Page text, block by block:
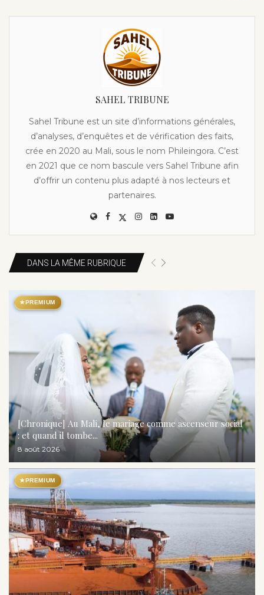
SAHEL TRIBUNE
Sahel Tribune est un site d’informations générales,
d’analyses, d’enquêtes et de vérification des faits,
crée en 2020 au Mali, sous le nom Phileingora. C’est
en 2021 que ce nom bascule vers Sahel Tribune afin
d’offrir un contenu plus adapté à nos lecteurs et
partenaires.
DANS LA MÊME RUBRIQUE
★PREMIUM
[Chronique] Au Mali, le mariage comme ascenseur social
: et quand il tombe...
8 août 2026
★PREMIUM